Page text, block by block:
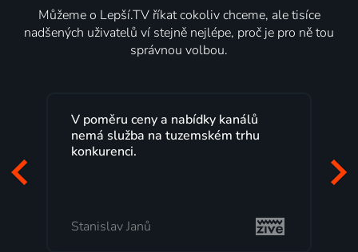
Můžeme o Lepší.TV říkat cokoliv chceme, ale tisíce
nadšených uživatelů ví stejně nejlépe, proč je pro ně tou
správnou volbou.
Lepší.TV sleduji už několik let s
maximální spokojeností. Velký výběr
programů a nemuset běžet k TV na
Milada Tomešová